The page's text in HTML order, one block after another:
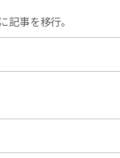
事を移行。